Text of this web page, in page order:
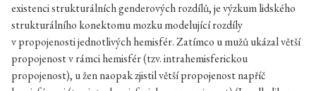
existenci strukturálních genderových rozdílů, je výzkum lidského
strukturálního konektomu mozku modelující rozdíly
v propojenosti jednotlivých hemisfér. Zatímco u mužů ukázal větší
propojenost v rámci hemisfér (tzv. intrahemisferickou
propojenost), u žen naopak zjistil větší propojenost napříč